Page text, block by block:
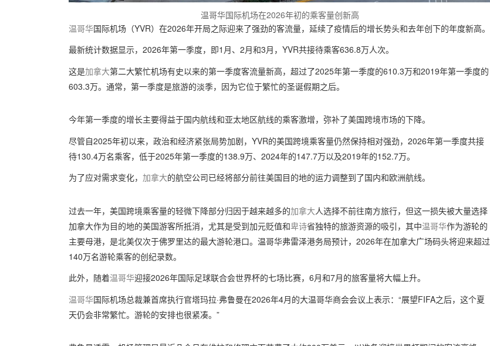
温哥华国际机场在2026年初的乘客量创新高
温哥华国际机场（YVR）在2026年开局之际迎来了强劲的客流量，延续了疫情后的增长势头和去年创下的年度新高。
最新统计数据显示，2026年第一季度，即1月、2月和3月，YVR共接待乘客636.8万人次。
这是加拿大第二大繁忙机场有史以来的第一季度客流量新高，超过了2025年第一季度的610.3万和2019年第一季度的
603.3万。通常，第一季度是旅游的淡季，因为它位于繁忙的圣诞假期之后。
今年第一季度的增长主要得益于国内航线和亚太地区航线的乘客激增，弥补了美国跨境市场的下降。
尽管自2025年初以来，政治和经济紧张局势加剧，YVR的美国跨境乘客量仍然保持相对强劲，2026年第一季度共接
待130.4万名乘客，低于2025年第一季度的138.9万、2024年的147.7万以及2019年的152.7万。
为了应对需求变化， 加拿大的航空公司已经将部分前往美国目的地的运力调整到了国内和欧洲航线。
过去一年，美国跨境乘客量的轻微下降部分归因于越来越多的加拿大人选择不前往南方旅行，但这一损失被大量选择
加拿大作为目的地的美国游客所抵消，尤其是受到加元贬值和卑诗省独特的旅游资源的吸引，其中温哥华作为游轮的
主要母港，是北美仅次于佛罗里达的最大游轮港口。温哥华弗雷泽港务局预计，2026年在加拿大广场码头将迎来超过
140万名游轮乘客的创纪录数。
此外，随着温哥华迎接2026年国际足球联合会世界杯的七场比赛，6月和7月的旅客量将大幅上升。
温哥华国际机场总裁兼首席执行官塔玛拉·弗鲁曼在2026年4月的大温哥华商会会议上表示：“展望FIFA之后，这个夏
天仍会非常繁忙。游轮的安排也很紧凑。”